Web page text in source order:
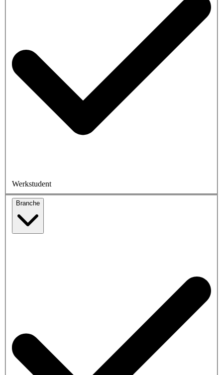
Werkstudent
Branche